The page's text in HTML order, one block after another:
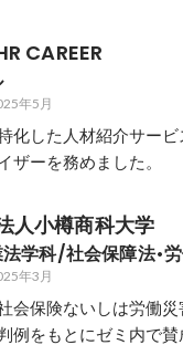
CAREER
年5月
化した人材紹介サー
ザーを務めました。
人小樽商科大学
学科/社会保障法•
年3月
会保険ないしは労働
例をもとにゼミ内で